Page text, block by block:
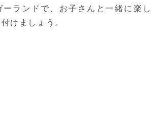
ーランドで、お子さんと一緒に楽し
けましょう。